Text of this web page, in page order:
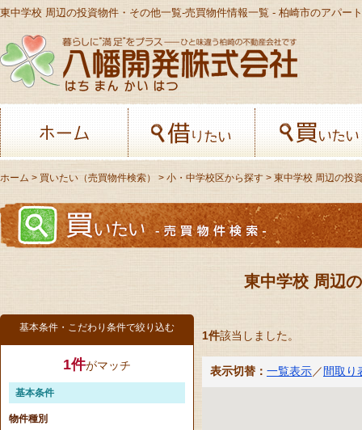
ホーム 借りたい
ホーム > 買いたい（売買物件検索） > 小・中学校区から探す > 東中学校 周辺の投
東中学校 周辺
1件該当しました。
表示切替： 一覧表示／ 間取り
基本条件・こだわり条件で絞り込む
1件がマッチ
基本条件
物件種別